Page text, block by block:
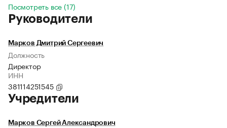
Посмотреть все (17)
Руководители
Марков Дмитрий Сергеевич
Должность
Директор
ИНН
381114251545
Учредители
Марков Сергей Александрович